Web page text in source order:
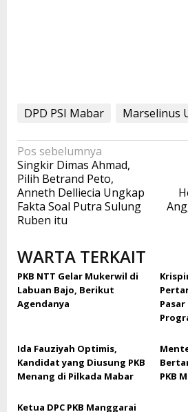
DPD PSI Mabar Marselinus
Navigasi
pos
Pos sebelumnya
Singkir Dimas Ahmad,
Pilih Betrand Peto,
Anneth Delliecia Ungkap
Fakta Soal Putra Sulung
Ruben itu
WARTA TERKAIT
PKB NTT Gelar Mukerwil di
Labuan Bajo, Berikut
Agendanya
Ida Fauziyah Optimis,
Kandidat yang Diusung PKB
Menang di Pilkada Mabar
PKB
Ketua DPC PKB Manggarai